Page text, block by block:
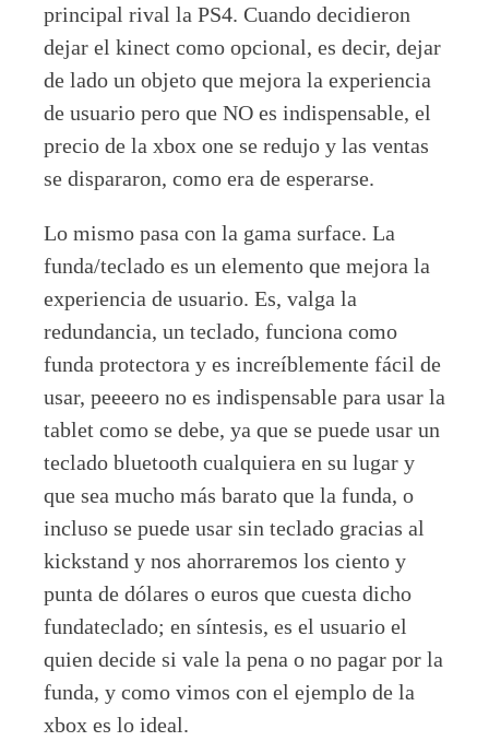
principal rival la PS4. Cuando decidieron
dejar el kinect como opcional, es decir, dejar
de lado un objeto que mejora la experiencia
de usuario pero que NO es indispensable, el
precio de la xbox one se redujo y las ventas
se dispararon, como era de esperarse.
Lo mismo pasa con la gama surface. La
funda/teclado es un elemento que mejora la
experiencia de usuario. Es, valga la
redundancia, un teclado, funciona como
funda protectora y es increíblemente fácil de
usar, peeeero no es indispensable para usar la
tablet como se debe, ya que se puede usar un
teclado bluetooth cualquiera en su lugar y
que sea mucho más barato que la funda, o
incluso se puede usar sin teclado gracias al
kickstand y nos ahorraremos los ciento y
punta de dólares o euros que cuesta dicho
fundateclado; en síntesis, es el usuario el
quien decide si vale la pena o no pagar por la
funda, y como vimos con el ejemplo de la
xbox es lo ideal.